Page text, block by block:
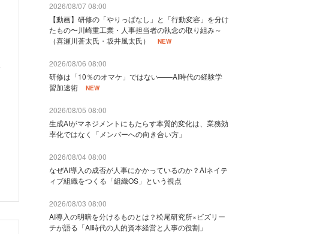
2026/08/07 08:00
【動画】研修の「やりっぱなし」と「行動変容」を分け
たもの〜川崎重工業・人事担当者の執念の取り組み～
（喜瀬川蒼太氏・坂井風太氏）
NEW
2026/08/06 08:00
研修は「10％のオマケ」ではない——AI時代の経験学
習加速術
NEW
2026/08/05 08:00
生成AIがマネジメントにもたらす本質的変化は、業務効
率化ではなく「メンバーへの向き合い方」
2026/08/04 08:00
なぜAI導入の成否が人事にかかっているのか？AIネイテ
ィブ組織をつくる「組織OS」という視点
2026/08/03 08:00
AI導入の明暗を分けるものとは？松尾研究所×ビズリー
チが語る「AI時代の人的資本経営と人事の役割」